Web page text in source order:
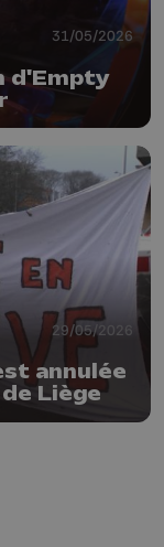
31/05/2026
d'Empty
29/05/2026
annulée
Liège